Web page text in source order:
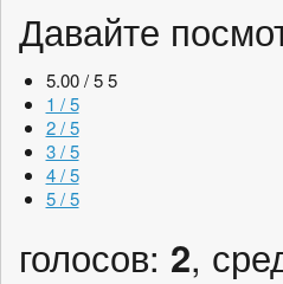
Давайте
5.00 / 5 5
1 / 5
2 / 5
3 / 5
4 / 5
5 / 5
голосов: 2,